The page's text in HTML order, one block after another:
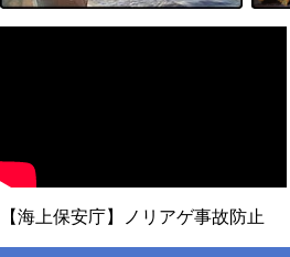
【海上保安庁】ノリアゲ事故防止